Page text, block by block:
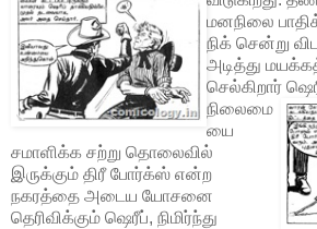
மனநிலை
நிக் சென்று
அடித்து
செல்கிறார்
நிலைமை
யை
சமாளிக்க சற்று தொலைவில்
இருக்கும் திரீ போர்க்ஸ் என்ற
நகரத்தை அடைய யோசனை
தெரிவிக்கும் ஷெரீப், நிமிர்ந்து